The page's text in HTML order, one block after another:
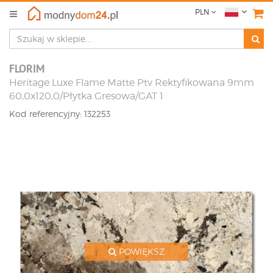
PLN
FLORIM
Heritage Luxe Flame Matte Ptv Rektyfikowana 9mm
60,0x120,0/Płytka Gresowa/GAT 1
Kod referencyjny: 132253
POWIĘKSZ